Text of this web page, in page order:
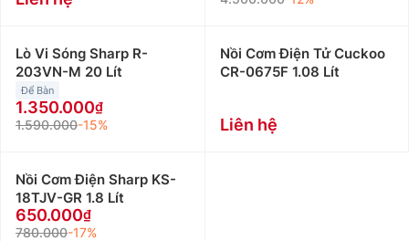
Lò Vi Sóng Sharp R-
203VN-M 20 Lít
Để Bàn
1.350.000
1.590.000-15%
Nồi Cơm Điện Tử Cuckoo
CR-0675F 1.08 Lít
Liên hệ
Nồi Cơm Điện Sharp KS-
18TJV-GR 1.8 Lít
650.000
780.000-17%